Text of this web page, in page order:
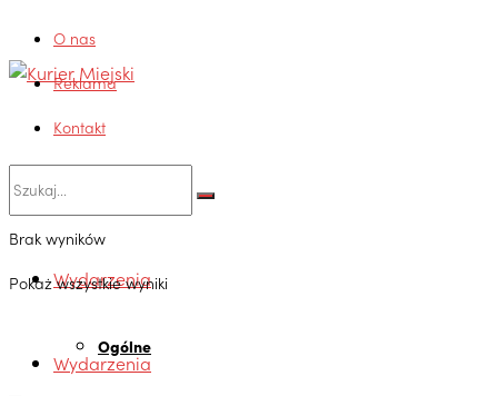
O nas
Reklama
Kontakt
Brak wyników
Pokaż wszystkie wyniki
Wydarzenia
Ogólne
Wydarzenia